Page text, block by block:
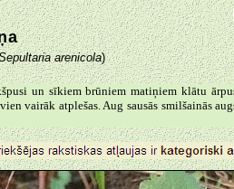
arenicola)
un sīkiem brūniem matiņiem klātu
vairāk atplešas. Aug sausās smilšainās